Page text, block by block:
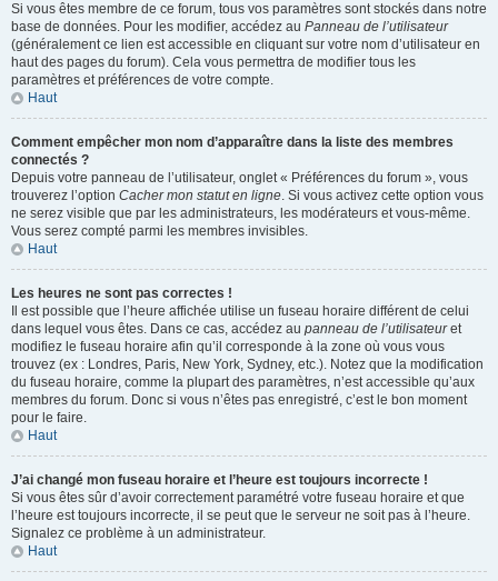
Si vous êtes membre de ce forum, tous vos paramètres sont stockés dans notre
base de données. Pour les modifier, accédez au Panneau de l’utilisateur
(généralement ce lien est accessible en cliquant sur votre nom d’utilisateur en
haut des pages du forum). Cela vous permettra de modifier tous les
paramètres et préférences de votre compte.
Haut
Comment empêcher mon nom d’apparaître dans la liste des membres
connectés ?
Depuis votre panneau de l’utilisateur, onglet « Préférences du forum », vous
trouverez l’option Cacher mon statut en ligne. Si vous activez cette option vous
ne serez visible que par les administrateurs, les modérateurs et vous-même.
Vous serez compté parmi les membres invisibles.
Haut
Les heures ne sont pas correctes !
Il est possible que l’heure affichée utilise un fuseau horaire différent de celui
dans lequel vous êtes. Dans ce cas, accédez au panneau de l’utilisateuret
modifiez le fuseau horaire afin qu’il corresponde à la zone où vous vous
trouvez (ex : Londres, Paris, New York, Sydney, etc.). Notez que la modification
du fuseau horaire, comme la plupart des paramètres, n’est accessible qu’aux
membres du forum. Donc si vous n’êtes pas enregistré, c’est le bon moment
pour le faire.
Haut
J’ai changé mon fuseau horaire et l’heure est toujours incorrecte !
Si vous êtes sûr d’avoir correctement paramétré votre fuseau horaire et que
l’heure est toujours incorrecte, il se peut que le serveur ne soit pas à l’heure.
Signalez ce problème à un administrateur.
Haut